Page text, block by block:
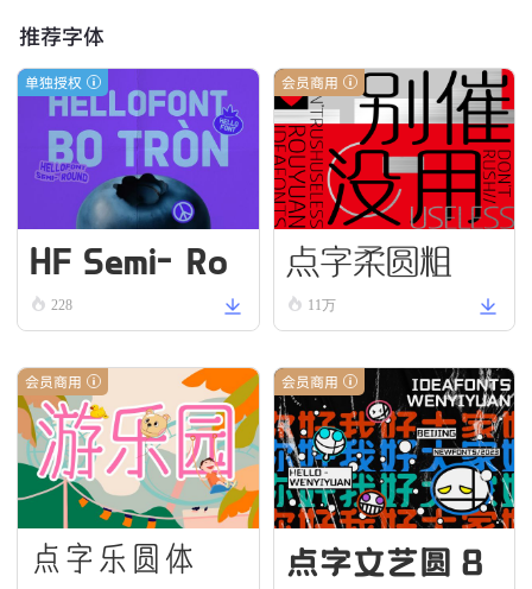
推荐字体
单独授权
HF Semi-Ro
und VN Bold
228
会员商用
点字柔圆粗
11万
会员商用
点字乐圆体
会员商用
点字文艺圆 8